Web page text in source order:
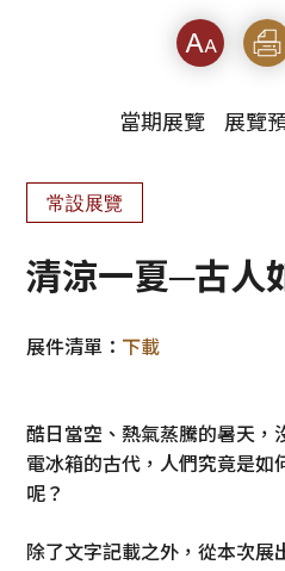
字級 列印
當期展覽 展覽
常設展覽
清涼一夏─古人
展件清單： 下載
酷日當空、熱氣蒸騰的暑天，
電冰箱的古代，人們究竟是如
呢？
除了文字記載之外，從本次展